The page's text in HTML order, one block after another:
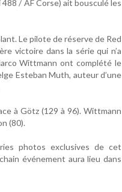
/ AF Corse) ait bousculé les
Le pilote de réserve de Red
victoire dans la série qui n’a
Wittmann ont complété le
Esteban Muth, auteur d’une
à Götz (129 à 96). Wittmann
(80).
photos exclusives de cet
événement aura lieu dans